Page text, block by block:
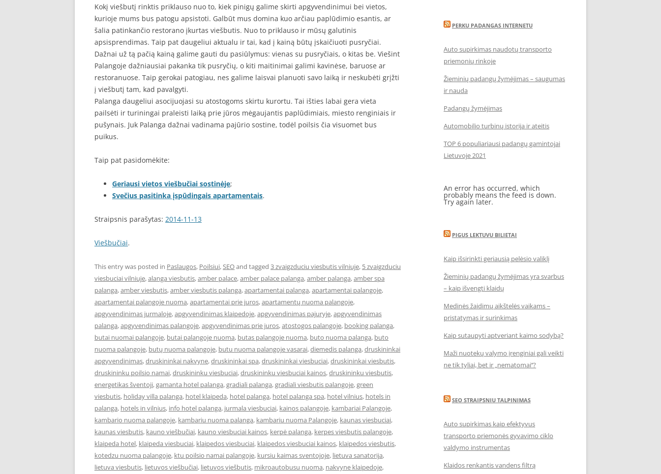
Kokį viešbutį rinktis priklauso nuo to, kiek pinigų galime skirti apgyvendinimui bei vietos,
kurioje mums bus patogu apsistoti. Galbūt mus domina kuo arčiau paplūdimio esantis, ar
šalia patinkančio restorano įkurtas viešbutis. Nuo to priklauso ir mūsų galutinis
apsisprendimas. Taip pat daugeliui aktualu ir tai, kad į kainą būtų įskaičiuoti pusryčiai.
Dažnai už tą pačią kainą galime gauti du pasiūlymus: vienas su pusryčiais, o kitas be. Viešint
Palangoje dažniausiai pakanka tik pusryčių, o kiti maitinimai galimi kavinėse, baruose ar
restoranuose. Taip gerokai patogiau, nes galime laisvai planuoti savo laiką ir neskubėti grįžti
į viešbutį tam, kad pavalgyti.
Palanga daugeliui asocijuojasi su atostogoms skirtu kurortu. Tai išties labai gera vieta
pailsėti ir turiningai praleisti laiką prie jūros mėgaujantis paplūdimiais, miesto renginiais ir
pušynais. Juk Palanga dažnai vadinama pajūrio sostine, todėl poilsis čia visuomet bus
puikus.
Taip pat pasidomėkite:
Geriausi vietos viešbučiai sostinėje;
Svečius pasitinka įspūdingais apartamentais.
Straipsnis parašytas: 2014-11-13
Viešbučiai.
This entry was posted in Paslaugos, Poilsiui,SEOand tagged 3 zvaigzduciu viesbutis vilniuje, 5 zvaigzduciu
viesbuciai vilniuje,alanga viesbutis,amber palace,amber palace palanga,amber palanga,amber spa
palanga,amber viesbutis,amber viesbutis palanga,apartamentai palanga,apartamentai palangoje,
apartamentai palangoje nuoma,apartamentai prie juros,apartamentų nuoma palangoje,
apgyvendinimas jurmaloje,apgyvendinimas klaipedoje,apgyvendinimas pajuryje,apgyvendinimas
palanga,apgyvendinimas palangoje,apgyvendinimas prie juros,atostogos palangoje, booking palanga,
butai nuomai palangoje, butai palangoje nuoma, butas palangoje nuoma, buto nuoma palanga, buto
nuoma palangoje, butų nuoma palangoje, butu nuoma palangoje vasarai,diemedis palanga,druskininkai
apgyvendinimas,druskininkai nakvyne,druskininkai spa,druskininkai viesbuciai,druskininkai viesbutis,
druskininku poilsio namai,druskininku viesbuciai,druskininku viesbuciai kainos,druskininku viesbutis,
energetikas šventoji,gamanta hotel palanga,gradiali palanga,gradiali viesbutis palangoje,green
viesbutis, holiday villa palanga, hotel klaipeda, hotel palanga, hotel palanga spa, hotel vilnius, hotels in
palanga, hotels in vilnius, info hotel palanga, jurmala viesbuciai, kainos palangoje, kambariai Palangoje,
kambario nuoma palangoje, kambariu nuoma palanga, kambariu nuoma Palangoje, kaunas viesbuciai,
kaunas viesbutis, kauno viešbučiai, kauno viesbuciai kainos, kerpė palanga, kerpes viesbutis palangoje,
klaipeda hotel, klaipeda viesbuciai, klaipedos viesbuciai, klaipedos viesbuciai kainos, klaipedos viesbutis,
kotedzu nuoma palangoje, ktu poilsio namai palangoje, kursiu kaimas sventojoje, lietuva sanatorija,
lietuva viesbutis, lietuvos viešbučiai, lietuvos viešbutis, mikroautobusu nuoma, nakvyne klaipedoje,
PERKU PADANGAS INTERNETU
Auto supirkimas naudotų transporto
priemonių rinkoje
Žieminių padangų žymėjimas – saugumas
ir nauda
Padangų žymėjimas
Automobilio turbinų istorija ir ateitis
TOP 6 populiariausi padangų gamintojai
Lietuvoje 2021
An error has occurred, which
probably means the feed is down.
Try again later.
PIGUS LEKTUVU BILIETAI
Kaip išsirinkti geriausią pelėsio valiklį
Žieminių padangų žymėjimas yra svarbus
– kaip išvengti klaidų
Medinės žaidimų aikštelės vaikams –
pristatymas ir surinkimas
Kaip sutaupyti aptveriant kaimo sodybą?
Maži nuotekų valymo įrenginiai gali veikti
ne tik tyliai, bet ir „nematomai‘‘?
SEO STRAIPSNIU TALPINIMAS
Auto supirkimas kaip efektyvus
transporto priemonės gyvavimo ciklo
valdymo instrumentas
Klaidos renkantis vandens filtrą